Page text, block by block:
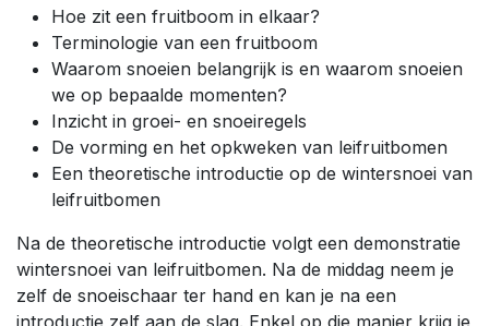
Hoe zit een fruitboom in elkaar?
Terminologie van een fruitboom
Waarom snoeien belangrijk is en waarom snoeien
we op bepaalde momenten?
Inzicht in groei- en snoeiregels
De vorming en het opkweken van leifruitbomen
Een theoretische introductie op de wintersnoei van
leifruitbomen
Na de theoretische introductie volgt een demonstratie
wintersnoei van leifruitbomen. Na de middag neem je
zelf de snoeischaar ter hand en kan je na een
introductie zelf aan de slag. Enkel op die manier krijg je